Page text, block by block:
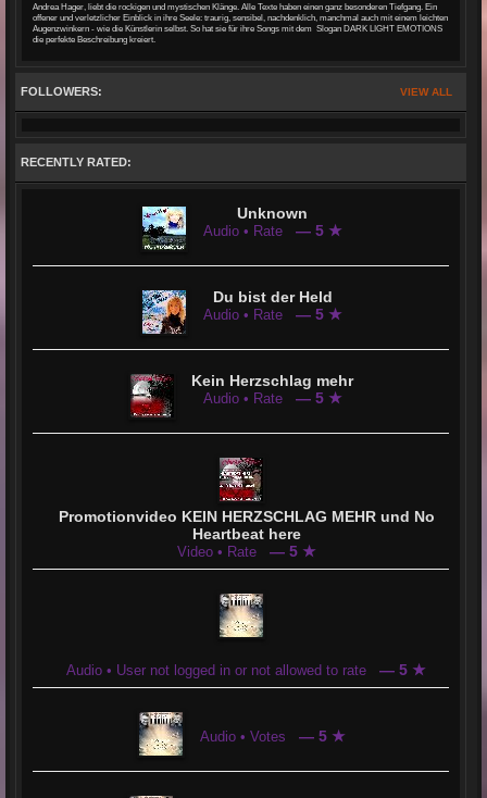
Andrea Hager, liebt die rockigen und mystischen Klänge. Alle Texte haben einen ganz besonderen Tiefgang. Ein
offener und verletzlicher Einblick in ihre Seele: traurig, sensibel, nachdenklich, manchmal auch mit einem leichten
Augenzwinkern - wie die Künstlerin selbst. So hat sie für ihre Songs mit dem Slogan DARK LIGHT EMOTIONS
die perfekte Beschreibung kreiert.
VIEW ALL
FOLLOWERS:
RECENTLY RATED:
Unknown
Audio • Rate — 5 ★
Du bist der Held
Audio • Rate — 5 ★
Kein Herzschlag mehr
Audio • Rate — 5 ★
Promotionvideo KEIN HERZSCHLAG MEHR und No
Heartbeat here
Video • Rate — 5 ★
Audio • User not logged in or not allowed to rate — 5 ★
Audio • Votes — 5 ★